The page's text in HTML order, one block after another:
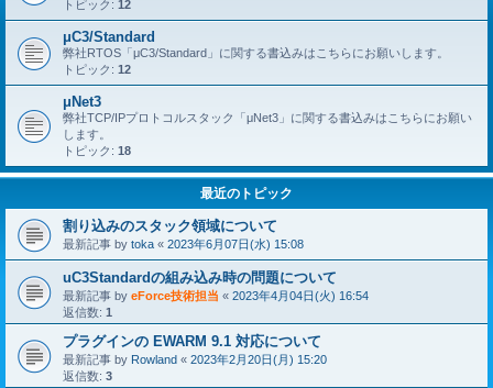
トピック: 12
μC3/Standard
弊社RTOS「μC3/Standard」に関する書込みはこちらにお願いします。
トピック: 12
μNet3
弊社TCP/IPプロトコルスタック「μNet3」に関する書込みはこちらにお願い
します。
トピック: 18
最近のトピック
割り込みのスタック領域について
最新記事 by toka « 2023年6月07日(水) 15:08
uC3Standardの組み込み時の問題について
最新記事 by eForce技術担当 « 2023年4月04日(火) 16:54
返信数: 1
プラグインの EWARM 9.1 対応について
最新記事 by Rowland « 2023年2月20日(月) 15:20
返信数: 3